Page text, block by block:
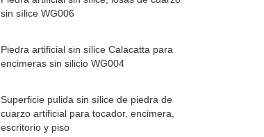
sin sílice WG006
Piedra artificial sin sílice Calacatta para
encimeras sin silicio WG004
Superficie pulida sin sílice de piedra de
cuarzo artificial para tocador, encimera,
escritorio y piso